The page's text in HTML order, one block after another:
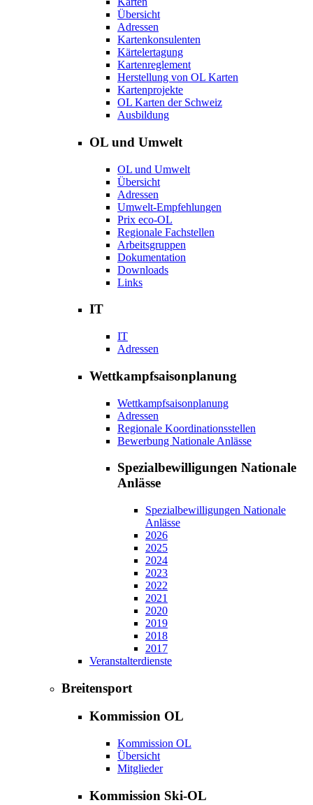
Übersicht
Adressen
Kartenkonsulenten
Kärtelertagung
Kartenreglement
Herstellung von OL Karten
Kartenprojekte
OL Karten der Schweiz
Ausbildung
OL und Umwelt
OL und Umwelt
Übersicht
Adressen
Umwelt-Empfehlungen
Prix eco-OL
Regionale Fachstellen
Arbeitsgruppen
Dokumentation
Downloads
Links
IT
IT
Adressen
Wettkampfsaisonplanung
Wettkampfsaisonplanung
Adressen
Regionale Koordinationsstellen
Bewerbung Nationale Anlässe
Spezialbewilligungen Nationale
Anlässe
Spezialbewilligungen Nationale
Anlässe
2026
2025
2024
2023
2022
2021
2020
2019
2018
2017
Veranstalterdienste
Breitensport
Kommission OL
Kommission OL
Übersicht
Mitglieder
Kommission Ski-OL